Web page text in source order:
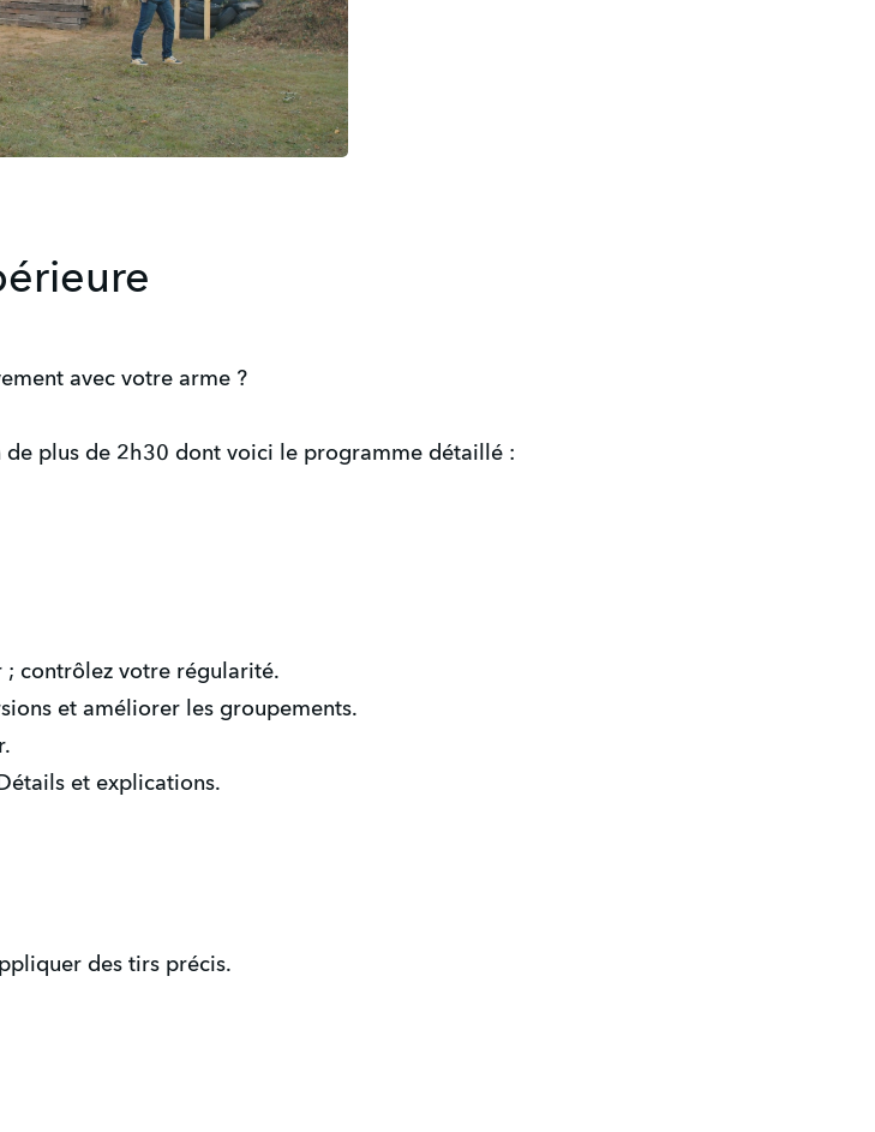
avec votre arme ?
de plus de 2h30 dont voici le programme détaillé :
; contrôlez votre régularité.
et améliorer les groupements.
et explications.
des tirs précis.